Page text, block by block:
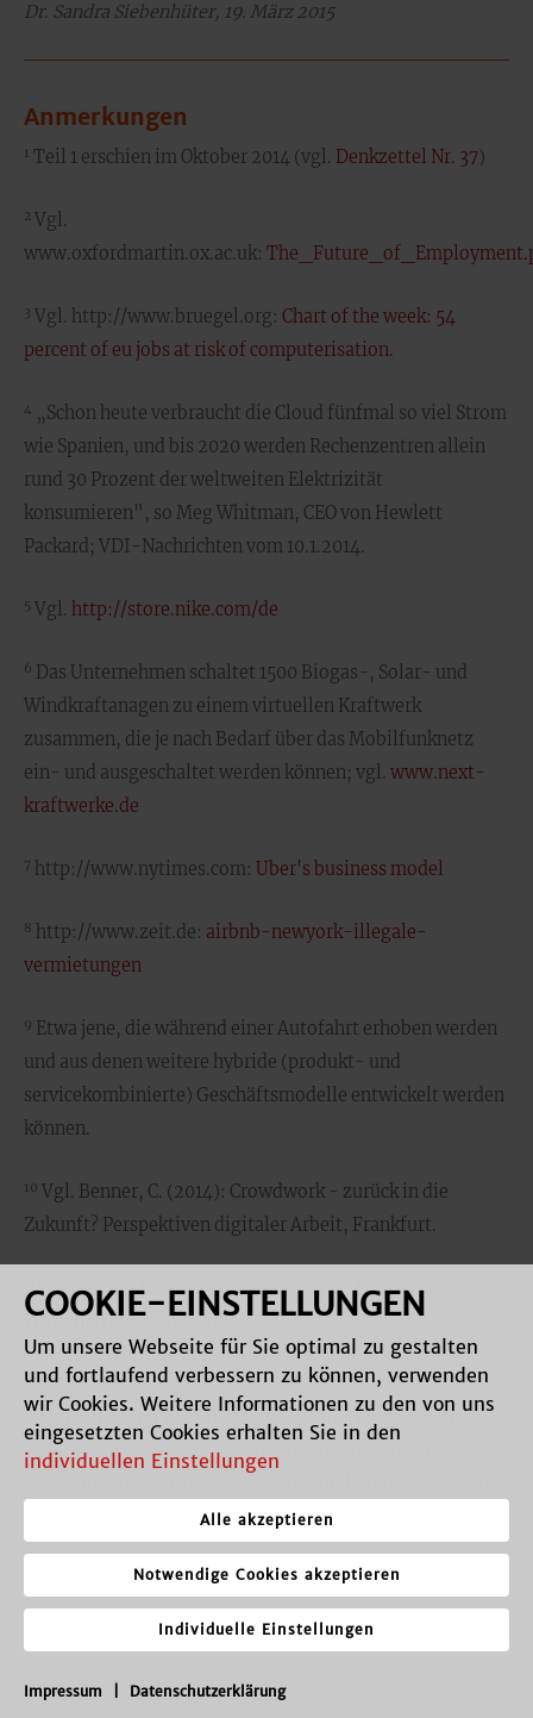
Dr. Sandra Siebenhüter, 19. März 2015
Anmerkungen
1 Teil 1 erschien im Oktober 2014 (vgl. Denkzettel Nr. 37)
2 Vgl.
www.oxfordmartin.ox.ac.uk:
3 Vgl. http://www.bruegel.org: Chart of the week: 54
percent of eu jobs at risk of computerisation.
4 „Schon heute verbraucht die Cloud fünfmal so viel Strom
wie Spanien, und bis 2020 werden Rechenzentren allein
rund 30 Prozent der weltweiten Elektrizität
konsumieren", so Meg Whitman, CEO von Hewlett
Packard; VDI-Nachrichten vom 10.1.2014.
5 Vgl. http://store.nike.com/de
6 Das Unternehmen schaltet 1500 Biogas-, Solar- und
Windkraftanagen zu einem virtuellen Kraftwerk
zusammen, die je nach Bedarf über das Mobilfunknetz
ein- und ausgeschaltet werden können; vgl. www.next-
kraftwerke.de
7 http://www.nytimes.com: Uber's business model
8 http://www.zeit.de: airbnb-newyork-illegale-
vermietungen
9 Etwa jene, die während einer Autofahrt erhoben werden
und aus denen weitere hybride (produkt- und
servicekombinierte) Geschäftsmodelle entwickelt werden
können.
10 Vgl. Benner, C. (2014): Crowdwork - zurück in die
Zukunft? Perspektiven digitaler Arbeit, Frankfurt.
www.pressebox.de : Coworking-neue Formen der
virtuellen Zusammenarbeit
12Weitere Vorteile vgl. Fußnote 8.
13 Siemens-Chef Kaeser, 07.05.2014 im Handelsblatt,
Daimler-Chef Zetsche, 24.06.2014 in Börse-online,
https://www.bpb.de/apuz/202248/big-data-und-
die-macht-des-marktes
COOKIE-EINSTELLUNGEN
Um unsere Webseite für Sie optimal zu gestalten
und fortlaufend verbessern zu können, verwenden
wir Cookies. Weitere Informationen zu den von uns
eingesetzten Cookies erhalten Sie in den
individuellen Einstellungen
Alle akzeptieren
Notwendige Cookies akzeptieren
Impressum Datenschutzerklärung
Individuelle Einstellungen